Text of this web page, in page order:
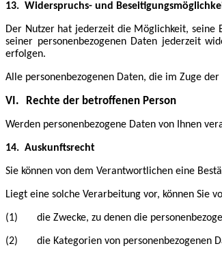
13. Widerspruchs- und
Der Nutzer hat jederzeit die Möglichkeit, seine
seiner personenbezogenen Daten jederzeit
erfolgen.
Alle personenbezogenen Daten, die im Zuge
VI. Rechte der betroffenen Person
Werden personenbezogene Daten von Ihnen
14. Auskunftsrecht
Sie können von dem Verantwortlichen eine
Liegt eine solche Verarbeitung vor, können Sie
(1) die Zwecke, zu denen die
(2) die Kategorien von personenbezogenen